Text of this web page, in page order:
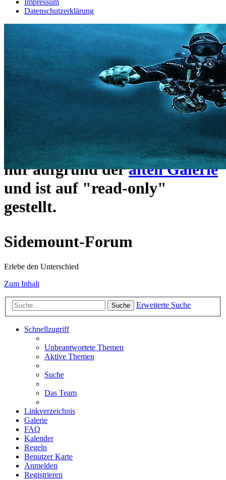
Impressum
Datenschutzerklärung
Das Sidemount-Forum ist auf
ein neues Forensystem
umgezogen und wie gewohnt
unter https://www.sidemount-
forum.com erreichbar.
Das alte Forum hier existiert
nur aufgrund deralten Galerie
und ist auf "read-only"
gestellt.
Sidemount-Forum
Erlebe den Unterschied
Zum Inhalt
Suche Erweiterte Suche
Schnellzugriff
Unbeantwortete Themen
Aktive Themen
Suche
Das Team
Linkverzeichnis
Galerie
FAQ
Kalender
Regeln
Benutzer Karte
Anmelden
Registrieren